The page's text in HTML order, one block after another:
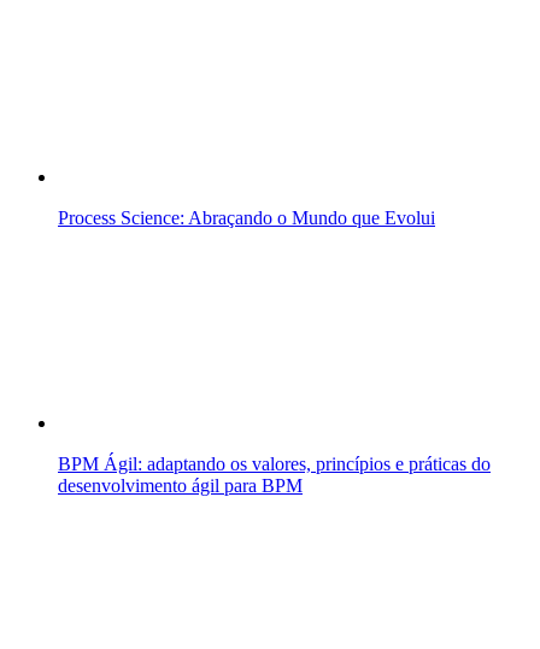
Process Science: Abraçando o Mundo que Evolui
BPM Ágil: adaptando os valores, princípios e práticas do
desenvolvimento ágil para BPM